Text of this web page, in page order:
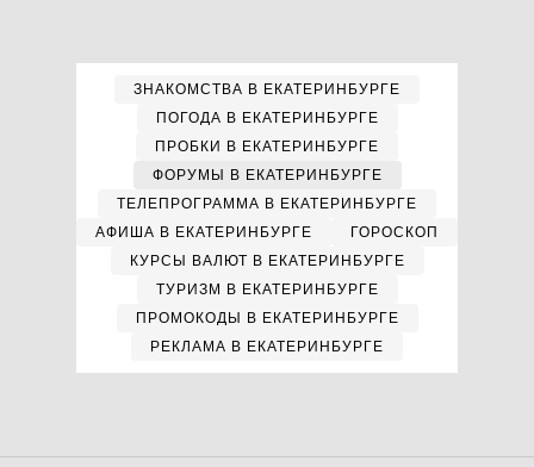
ЗНАКОМСТВА В ЕКАТЕРИНБУРГЕ
ПОГОДА В ЕКАТЕРИНБУРГЕ
ПРОБКИ В ЕКАТЕРИНБУРГЕ
ФОРУМЫ В ЕКАТЕРИНБУРГЕ
ТЕЛЕПРОГРАММА В ЕКАТЕРИНБУРГЕ
АФИША В ЕКАТЕРИНБУРГЕ
ГОРОСКОП
КУРСЫ ВАЛЮТ В ЕКАТЕРИНБУРГЕ
ТУРИЗМ В ЕКАТЕРИНБУРГЕ
ПРОМОКОДЫ В ЕКАТЕРИНБУРГЕ
РЕКЛАМА В ЕКАТЕРИНБУРГЕ